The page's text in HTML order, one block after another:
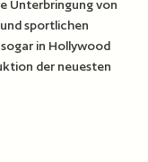
Unterbringung von
sportlichen
in Hollywood
der neuesten